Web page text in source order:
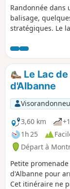
Randonnée dans
balisage,
stratégiques. Le
bouquetins et
moutons aux
Le Lac
d'Albanne
3,60 km
1h 25
Départ à
Petite
d'Albanne pour
Cet itinéraire ne